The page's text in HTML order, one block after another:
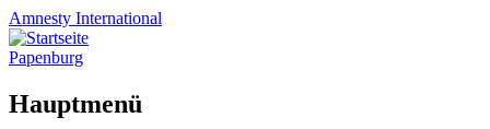
Amnesty International
Papenburg
Hauptmenü